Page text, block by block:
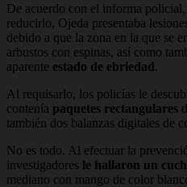
De acuerdo con el informa
reducirlo, Ojeda presentaba
debido a que la zona en la que se
arbustos con espinas, así como
aparente estado de ebriedad.
Al requisarlo, los policías le
contenía paquetes rectangulares
también dos balanzas digitales de
No es todo. Al efectuar la
investigadores le hallaron un
mediano con mango de color